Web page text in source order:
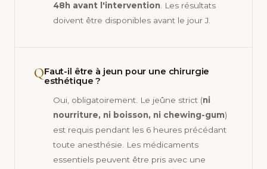
48h avant l'intervention. Les résultats
doivent être disponibles avant le jour J.
QFaut-il être à jeun pour une chirurgie
esthétique ?
Oui, obligatoirement. Le jeûne strict (ni
nourriture, ni boisson, ni chewing-gum)
est requis pendant les 6 heures précédant
toute anesthésie. Les médicaments
essentiels peuvent être pris avec une